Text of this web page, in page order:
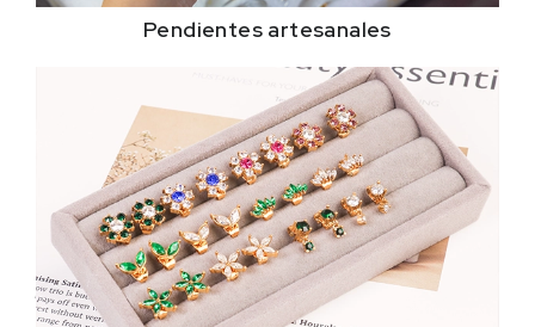
Fabulosos estilos
personalizables para
aretes
Los pendientes hechos a mano se pueden personalizar
tanto para personas sensibles & oídos insensibles. Se
puede lograr precisión en los detalles y elementos
delicados como piedras decorativas..
Pendientes artesanales